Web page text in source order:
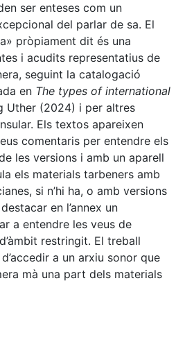
ser enteses com un
del parlar de sa. El
pròpiament dit és una
i acudits representatius de
seguint la catalogació
en The types of international
Uther (2024) i per altres
Els textos apareixen
comentaris per entendre els
les versions i amb un aparell
els materials tarbeners amb
si n’hi ha, o amb versions
en l’annex un
a entendre les veus de
restringit. El treball
a un arxiu sonor que
mà una part dels materials